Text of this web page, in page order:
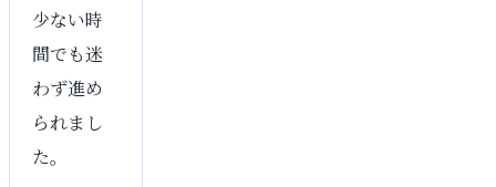
少ない時
間でも迷
わず進め
られまし
た。